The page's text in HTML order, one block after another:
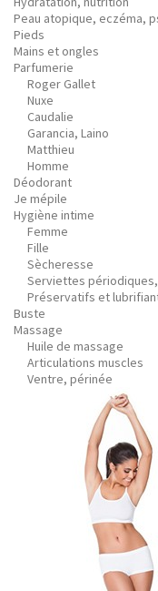
Peau atopique, eczéma,
Pieds
Mains et ongles
Parfumerie
Roger Gallet
Nuxe
Caudalie
Garancia, Laino
Matthieu
Homme
Déodorant
Je mépile
Hygiène intime
Femme
Fille
Sècheresse
Serviettes
Préservatifs et
Buste
Massage
Huile de massage
Articulations muscles
Ventre, périnée